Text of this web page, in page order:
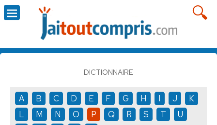
DICTIONNAIRE
A B C D E F G H I J
K
L
M N O P Q R S T
U